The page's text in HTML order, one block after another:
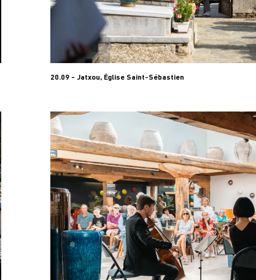
20.09 - Jatxou, Église Saint-Sébastien